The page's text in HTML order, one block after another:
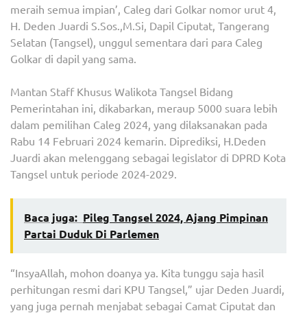
meraih semua impian’, Caleg dari Golkar nomor urut 4,
H. Deden Juardi S.Sos.,M.Si, Dapil Ciputat, Tangerang
Selatan (Tangsel), unggul sementara dari para Caleg
Golkar di dapil yang sama.
Mantan Staff Khusus Walikota Tangsel Bidang
Pemerintahan ini, dikabarkan, meraup 5000 suara lebih
dalam pemilihan Caleg 2024, yang dilaksanakan pada
Rabu 14 Februari 2024 kemarin. Diprediksi, H.Deden
Juardi akan melenggang sebagai legislator di DPRD Kota
Tangsel untuk periode 2024-2029.
Baca juga: Pileg Tangsel 2024, Ajang Pimpinan
Partai Duduk Di Parlemen
“InsyaAllah, mohon doanya ya. Kita tunggu saja hasil
perhitungan resmi dari KPU Tangsel,” ujar Deden Juardi,
yang juga pernah menjabat sebagai Camat Ciputat dan